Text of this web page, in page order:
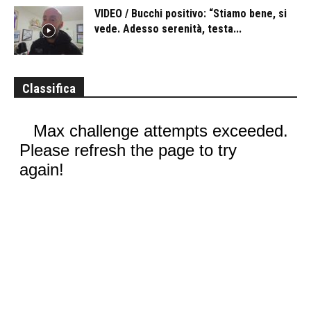
VIDEO / Bucchi positivo: “Stiamo bene, si
vede. Adesso serenità, testa...
Classifica